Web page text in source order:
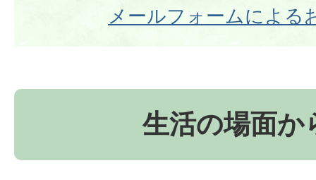
メールフォームによる
生活の場面か